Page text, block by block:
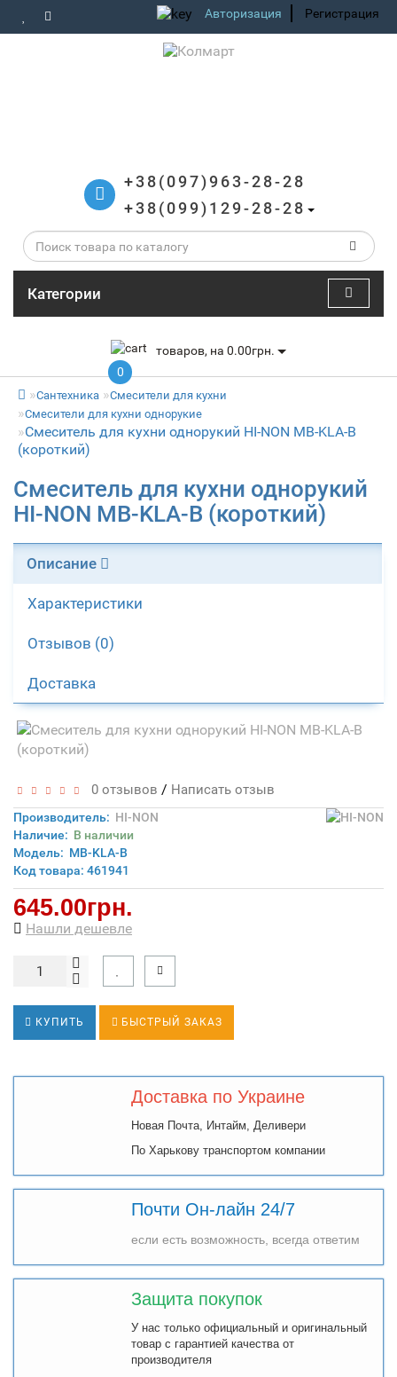
Авторизация Регистрация
+38(097)963-28-28
+38(099)129-28-28
Категории
0
товаров, на 0.00грн.
Сантехника
Смесители для кухни
Смесители для кухни однорукие
Смеситель для кухни однорукий HI-NON MB-KLA-B
(короткий)
Смеситель для кухни однорукий
HI-NON MB-KLA-B (короткий)
Описание
Характеристики
Отзывов (0)
Доставка
0 отзывов / Написать отзыв
Производитель: HI-NON
Наличие: В наличии
Модель: MB-KLA-B
Код товара: 461941
645.00грн.
Нашли дешевле
КУПИТЬ БЫСТРЫЙ ЗАКАЗ
Доставка по Украине
Новая Почта, Интайм, Деливери
По Харькову транспортом компании
Почти Он-лайн 24/7
если есть возможность, всегда ответим
Защита покупок
У нас только официальный и оригинальный
товар с гарантией качества от
производителя